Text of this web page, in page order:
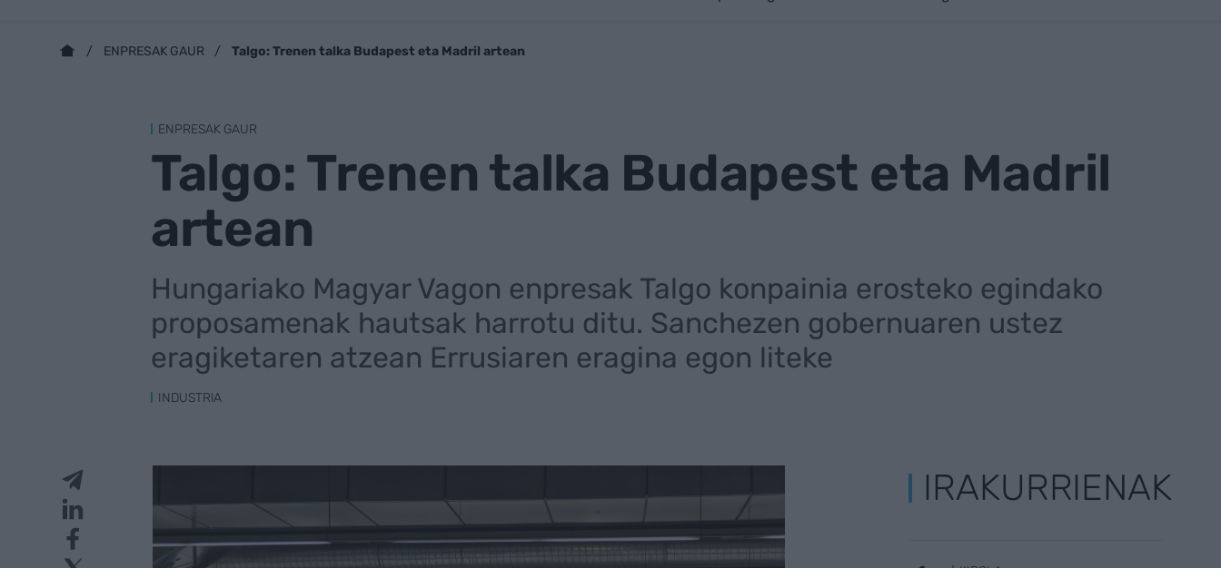
ENPRESAK GAUR Talgo: Trenen talka Budapest eta Madril artean
ENPRESAK GAUR
Talgo: Trenen talka Budapest eta Madril
artean
Hungariako Magyar Vagon enpresak Talgo konpainia erosteko egindako
proposamenak hautsak harrotu ditu. Sanchezen gobernuaren ustez
eragiketaren atzean Errusiaren eragina egon liteke
INDUSTRIA
IRAKURRIENAK